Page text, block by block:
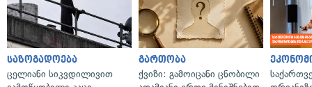
საზოგადოება
ცელიანი სიკვდილივით
გართობა
ქვიზი: გამოიცანი ცნობილი